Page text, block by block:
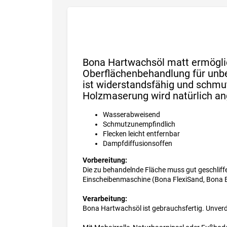
Bona Hartwachsöl matt
Oberflächenbehandlung für
ist widerstandsfähig und
Holzmaserung wird natürlich
Wasserabweisend
Schmutzunempfindlich
Flecken leicht entfernbar
Dampfdiffusionsoffen
Vorbereitung:
Die zu behandelnde Fläche muss gut
Einscheibenmaschine (Bona FlexiSand,
Verarbeitung:
Bona Hartwachsöl ist gebrauchsfertig.